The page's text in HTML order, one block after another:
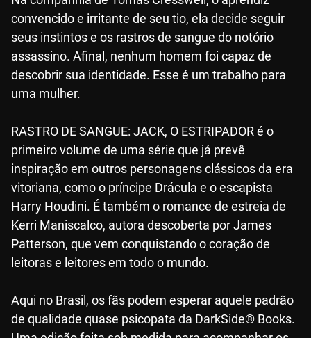
convencido e irritante de seu tio, ela decide seguir
seus instintos e os rastros de sangue do notório
assassino. Afinal, nenhum homem foi capaz de
descobrir sua identidade. Esse é um trabalho para
uma mulher.
RASTRO DE SANGUE: JACK, O ESTRIPADOR é o
primeiro volume de uma série que já prevê
inspiração em outros personagens clássicos da era
vitoriana, como o príncipe Drácula e o escapista
Harry Houdini. É também o romance de estreia de
Kerri Maniscalco, autora descoberta por James
Patterson, que vem conquistando o coração de
leitoras e leitores em todo o mundo.
Aqui no Brasil, os fãs podem esperar aquele padrão
de qualidade quase psicopata da DarkSide® Books.